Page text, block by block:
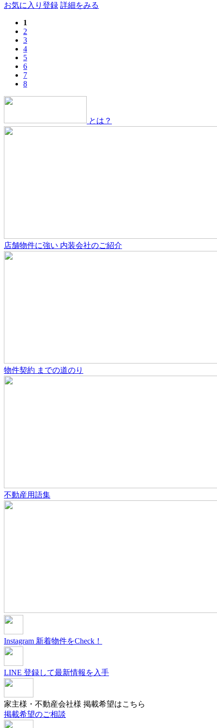
お気に入り登録 詳細をみる
1
2
3
4
5
6
7
8
とは？
店舗物件に強い 内装会社のご紹介
物件契約 までの道のり
不動産用語集
Instagram 新着物件をCheck！
LINE 登録して最新情報を入手
家主様・不動産会社様 掲載希望はこちら
掲載希望のご相談